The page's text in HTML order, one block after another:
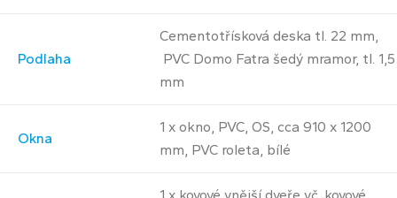
Podlaha
Cementotřísková deska tl. 22 mm,
PVC Domo Fatra šedý mramor, tl. 1,5
mm
Okna
1 x okno, PVC, OS, cca 910 x 1200
mm, PVC roleta, bílé
1 x kovové vnější dveře vč. kovové